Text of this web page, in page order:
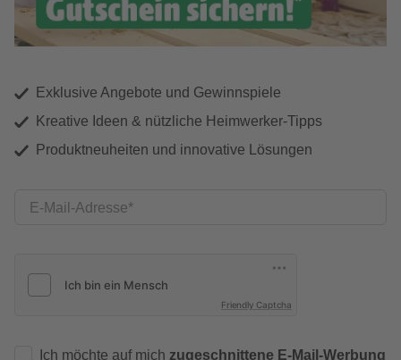
Exklusive Angebote und Gewinnspiele
Kreative Ideen & nützliche Heimwerker-Tipps
Produktneuheiten und innovative Lösungen
E-Mail-Adresse
Friendly Captcha
Ich möchte auf mich zugeschnittene E-Mail-Werbung